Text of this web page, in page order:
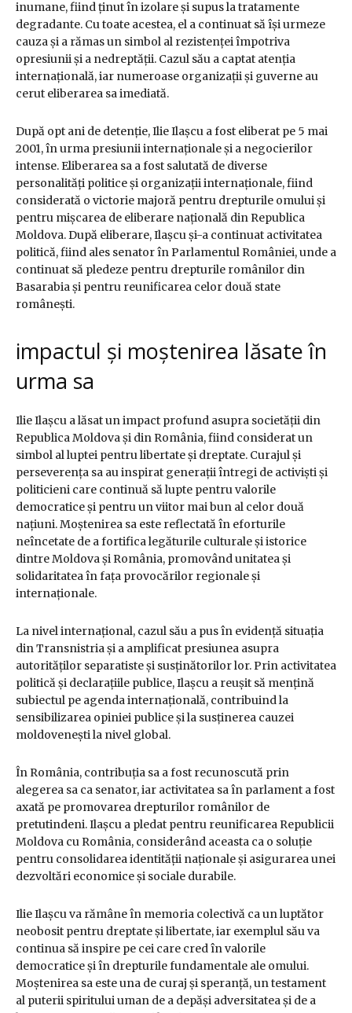
inumane, fiind ținut în izolare și supus la tratamente
degradante. Cu toate acestea, el a continuat să își urmeze
cauza și a rămas un simbol al rezistenței împotriva
opresiunii și a nedreptății. Cazul său a captat atenția
internațională, iar numeroase organizații și guverne au
cerut eliberarea sa imediată.
După opt ani de detenție, Ilie Ilașcu a fost eliberat pe 5 mai
2001, în urma presiunii internaționale și a negocierilor
intense. Eliberarea sa a fost salutată de diverse
personalități politice și organizații internaționale, fiind
considerată o victorie majoră pentru drepturile omului și
pentru mișcarea de eliberare națională din Republica
Moldova. După eliberare, Ilașcu și-a continuat activitatea
politică, fiind ales senator în Parlamentul României, unde a
continuat să pledeze pentru drepturile românilor din
Basarabia și pentru reunificarea celor două state
românești.
impactul și moștenirea lăsate în
urma sa
Ilie Ilașcu a lăsat un impact profund asupra societății din
Republica Moldova și din România, fiind considerat un
simbol al luptei pentru libertate și dreptate. Curajul și
perseverența sa au inspirat generații întregi de activiști și
politicieni care continuă să lupte pentru valorile
democratice și pentru un viitor mai bun al celor două
națiuni. Moștenirea sa este reflectată în eforturile
neîncetate de a fortifica legăturile culturale și istorice
dintre Moldova și România, promovând unitatea și
solidaritatea în fața provocărilor regionale și
internaționale.
La nivel internațional, cazul său a pus în evidență situația
din Transnistria și a amplificat presiunea asupra
autorităților separatiste și susținătorilor lor. Prin activitatea
politică și declarațiile publice, Ilașcu a reușit să mențină
subiectul pe agenda internațională, contribuind la
sensibilizarea opiniei publice și la susținerea cauzei
moldovenești la nivel global.
În România, contribuția sa a fost recunoscută prin
alegerea sa ca senator, iar activitatea sa în parlament a fost
axată pe promovarea drepturilor românilor de
pretutindeni. Ilașcu a pledat pentru reunificarea Republicii
Moldova cu România, considerând aceasta ca o soluție
pentru consolidarea identității naționale și asigurarea unei
dezvoltări economice și sociale durabile.
Ilie Ilașcu va rămâne în memoria colectivă ca un luptător
neobosit pentru dreptate și libertate, iar exemplul său va
continua să inspire pe cei care cred în valorile
democratice și în drepturile fundamentale ale omului.
Moștenirea sa este una de curaj și speranță, un testament
al puterii spiritului uman de a depăși adversitatea și de a